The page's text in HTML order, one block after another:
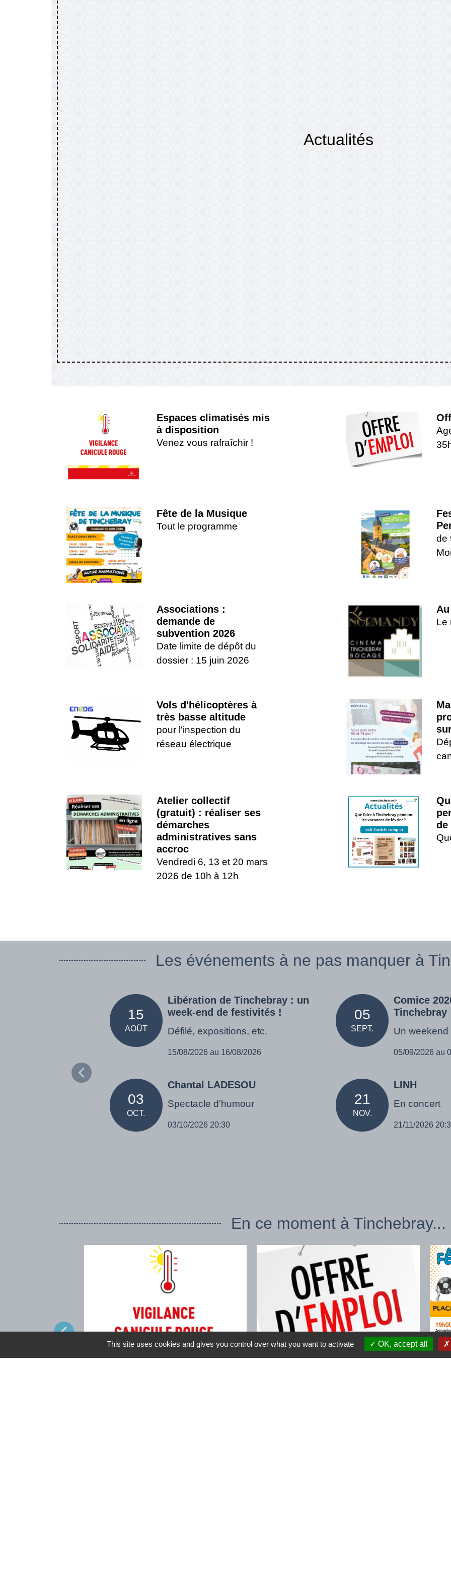
Actualités
Espaces climatisés mis
à disposition
Venez vous rafraîchir !
Fête de la Musique
Tout le programme
de
Associations :
demande de
subvention 2026
Date limite de dépôt du
dossier : 15 juin 2026
Le
Vols d'hélicoptères à
très basse altitude
pour l'inspection du
réseau électrique
Atelier collectif
(gratuit) : réaliser ses
démarches
administratives sans
accroc
Vendredi 6, 13 et 20 mars
2026 de 10h à 12h
de
Les événements à ne pas manquer à
15
AOÛT
Libération de Tinchebray : un
week-end de festivités !
Défilé, expositions, etc.
15/08/2026 au 16/08/2026
05
SEPT.
Comice
Tinchebray
Un
05/09/2026 au
03
OCT.
Chantal LADESOU
Spectacle d'humour
03/10/2026 20:30
21
NOV.
LINH
En concert
21/11/2026
En ce moment à Tinchebray...
chevron_left
This site uses cookies and gives you control over what you want to activate OK, accept all